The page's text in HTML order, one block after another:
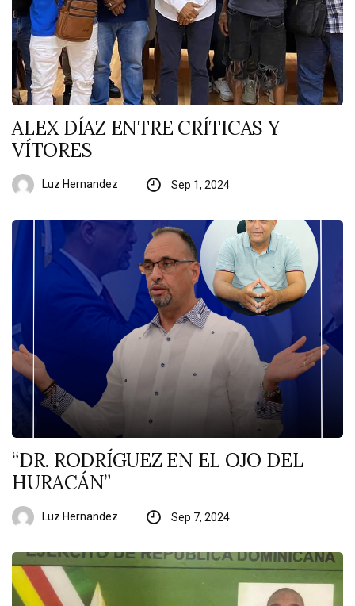
ALEX DÍAZ ENTRE CRÍTICAS Y
VÍTORES
Luz Hernandez Sep 1, 2024
“DR. RODRÍGUEZ EN EL OJO DEL
HURACÁN”
Luz Hernandez Sep 7, 2024